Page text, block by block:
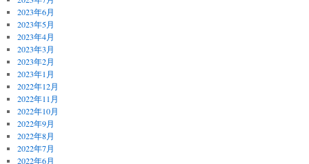
2023年6月
2023年5月
2023年4月
2023年3月
2023年2月
2023年1月
2022年12月
2022年11月
2022年10月
2022年9月
2022年8月
2022年7月
2022年6月